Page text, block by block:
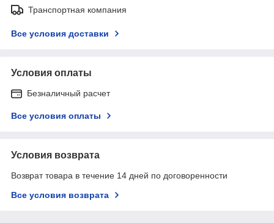
Транспортная компания
Все условия доставки
Условия оплаты
Безналичный расчет
Все условия оплаты
Условия возврата
Возврат товара в течение 14 дней по договоренности
Все условия возврата